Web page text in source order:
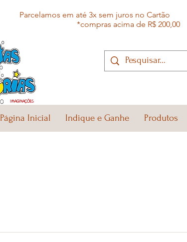
Parcelamos em até 3x sem juros no Cartão
*compras acima de R$ 200,00
Página Inicial Indique e Ganhe Produtos